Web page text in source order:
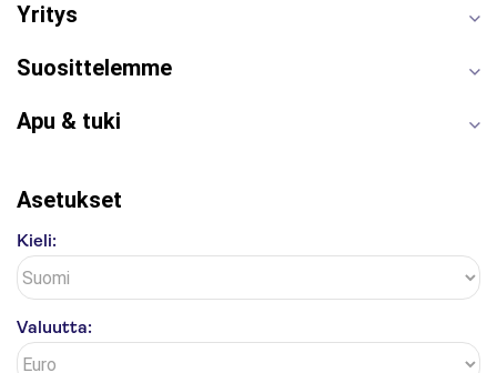
Yritys
Suosittelemme
Apu & tuki
Asetukset
Kieli:
Valuutta: